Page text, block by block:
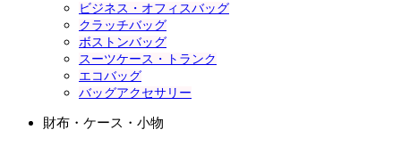
ビジネス・オフィスバッグ
クラッチバッグ
ボストンバッグ
スーツケース・トランク
エコバッグ
バッグアクセサリー
財布・ケース・小物